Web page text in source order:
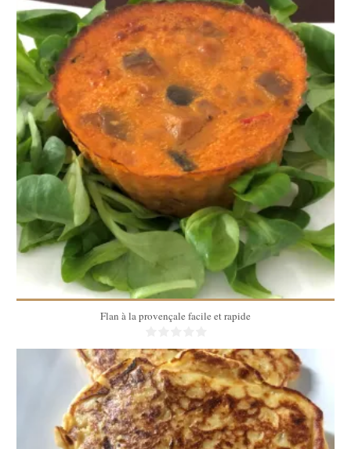
20 Min
Flan à la provençale facile et rapide